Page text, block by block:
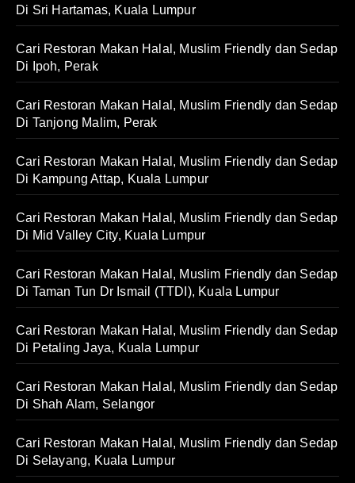
Di Sri Hartamas, Kuala Lumpur
Cari Restoran Makan Halal, Muslim Friendly dan Sedap
Di Ipoh, Perak
Cari Restoran Makan Halal, Muslim Friendly dan Sedap
Di Tanjong Malim, Perak
Cari Restoran Makan Halal, Muslim Friendly dan Sedap
Di Kampung Attap, Kuala Lumpur
Cari Restoran Makan Halal, Muslim Friendly dan Sedap
Di Mid Valley City, Kuala Lumpur
Cari Restoran Makan Halal, Muslim Friendly dan Sedap
Di Taman Tun Dr Ismail (TTDI), Kuala Lumpur
Cari Restoran Makan Halal, Muslim Friendly dan Sedap
Di Petaling Jaya, Kuala Lumpur
Cari Restoran Makan Halal, Muslim Friendly dan Sedap
Di Shah Alam, Selangor
Cari Restoran Makan Halal, Muslim Friendly dan Sedap
Di Selayang, Kuala Lumpur